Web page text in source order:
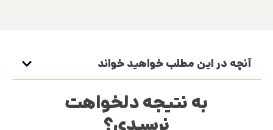
آنچه در این مطلب خواهید خواند
به نتیجه دلخواهت